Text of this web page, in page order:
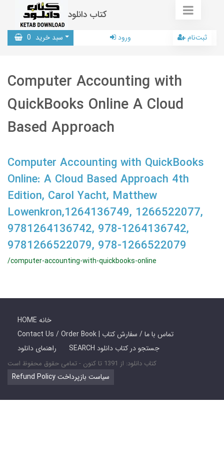
کتاب دانلود
سبد خرید 0 ورود ثبت‌نام
Computer Accounting with
QuickBooks Online A Cloud
Based Approach
Computer Accounting with QuickBooks
Online: A Cloud Based Approach 4th
Edition, Carol Yacht, Matthew
Lowenkron,1264136749, 1266522077,
9781264136742, 978-1264136742,
9781266522079, 978-1266522079
/computer-accounting-with-quickbooks-online
HOME خانه
Contact Us / Order Book | تماس با ما / سفارش کتاب
راهنمای دانلود
SEARCH جستجو در کتاب دانلود
کتاب دانلود: از 1391 تا کنون - تمامی حقوق محفوظ است
Refund Policy سیاست بازپرداخت